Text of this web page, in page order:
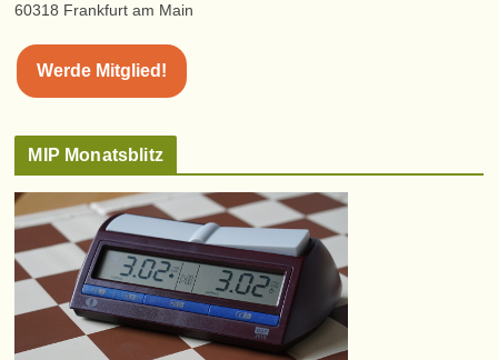
60318 Frankfurt am Main
Werde Mitglied!
MIP Monatsblitz